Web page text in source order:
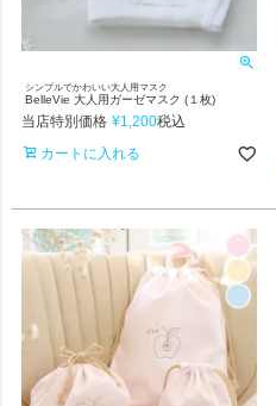
シンプルでかわいい大人用マスク
BelleVie 大人用ガーゼマスク (１枚)
当店特別価格 ¥1,200税込
カートに入れる